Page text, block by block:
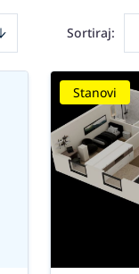
Sortiraj:
Stanovi